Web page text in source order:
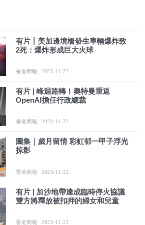
有片丨美加邊境橋發生車輛爆炸致
2死：爆炸形成巨大火球
香港商報 2023-11-23
有片 | 峰迴路轉！奧特曼重返
OpenAI擔任行政總裁
香港商報 2023-11-22
圖集｜歲月留情 彩虹邨一甲子浮光
掠影
香港商報 2023-11-22
有片 | 加沙地帶達成臨時停火協議
雙方將釋放被扣押的婦女和兒童
香港商報 2023-11-22